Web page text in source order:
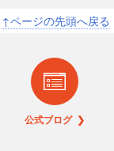
↑ページの先頭へ戻る
公式ブログ ❯